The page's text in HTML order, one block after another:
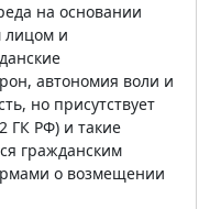
на основании
лицом и
автономия воли и
но присутствует
ГК РФ) и такие
гражданским
о возмещении